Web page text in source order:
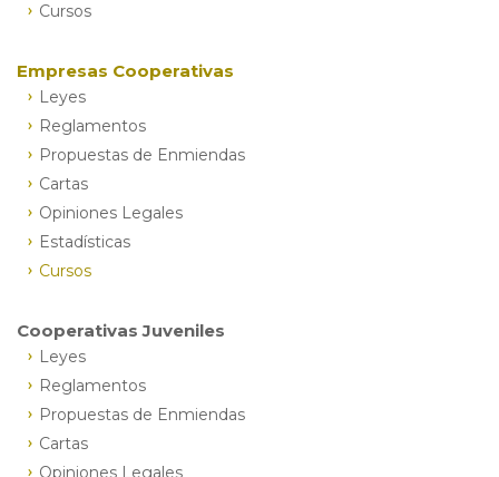
Cursos
Empresas Cooperativas
Leyes
Reglamentos
Propuestas de Enmiendas
Cartas
Opiniones Legales
Estadísticas
Cursos
Cooperativas Juveniles
Leyes
Reglamentos
Propuestas de Enmiendas
Cartas
Opiniones Legales